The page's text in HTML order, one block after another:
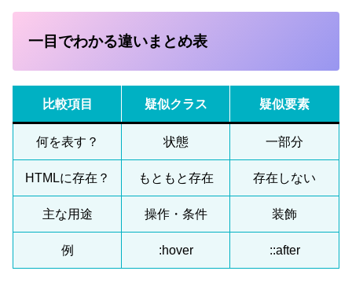
一目でわかる違いまとめ表
比較項目 疑似クラス 疑似要素
何を表す？ 状態 一部分
HTMLに存在？ もともと存在 存在しない
主な用途 操作・条件 装飾
例 :hover ::after